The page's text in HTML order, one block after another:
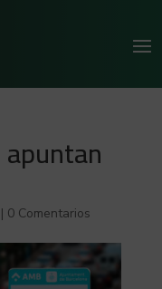
| 0 Comentarios